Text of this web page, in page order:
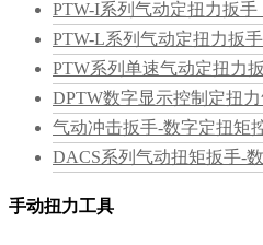
PTW-I系列气动定扭力扳手
PTW-L系列气动定扭力扳
PTW系列单速气动定扭力
DPTW数字显示控制定扭
气动冲击扳手-数字定扭矩
DACS系列气动扭矩扳手-
手动扭力工具